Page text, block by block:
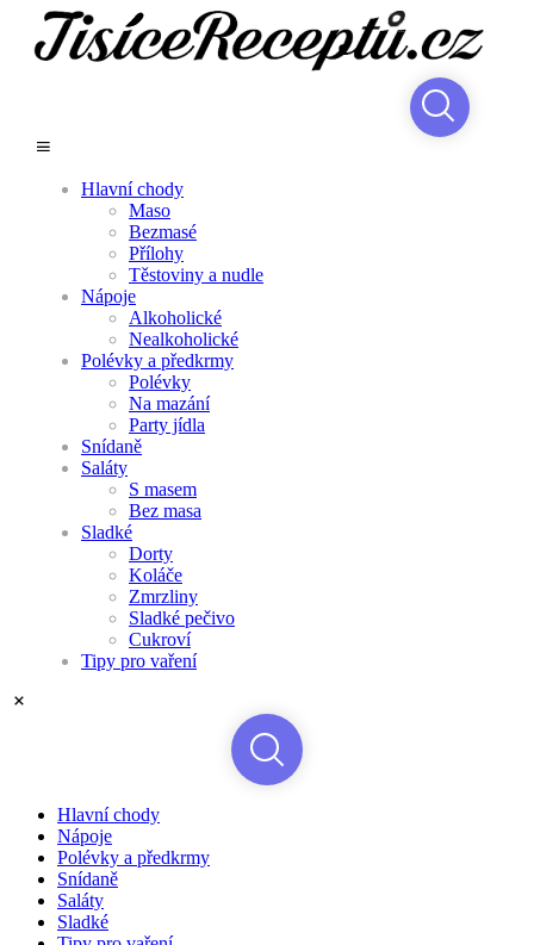
Hlavní chody
Maso
Bezmasé
Přílohy
Těstoviny a nudle
Nápoje
Alkoholické
Nealkoholické
Polévky a předkrmy
Polévky
Na mazání
Party jídla
Snídaně
Saláty
S masem
Bez masa
Sladké
Dorty
Koláče
Zmrzliny
Sladké pečivo
Cukroví
Tipy pro vaření
Hlavní chody
Nápoje
Polévky a předkrmy
Snídaně
Saláty
Sladké